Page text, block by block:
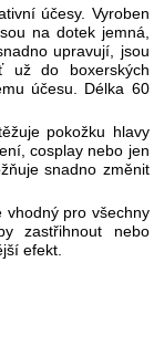
účesy. Vyroben
na dotek jemná,
upravují, jsou
už do boxerských
účesu. Délka 60
pokožku hlavy
cosplay nebo jen
snadno změnit
vhodný pro všechny
zastřihnout nebo
efekt.